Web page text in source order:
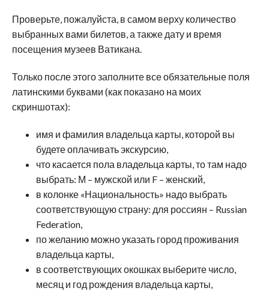
Проверьте, пожалуйста, в самом верху количество
выбранных вами билетов, а также дату и время
посещения музеев Ватикана.
Только после этого заполните все обязательные поля
латинскими буквами (как показано на моих
скриншотах):
имя и фамилия владельца карты, которой вы
будете оплачивать экскурсию,
что касается пола владельца карты, то там надо
выбрать: М – мужской или F – женский,
в колонке «Национальность» надо выбрать
соответствующую страну: для россиян – Russian
Federation,
по желанию можно указать город проживания
владельца карты,
в соответствующих окошках выберите число,
месяц и год рождения владельца карты,